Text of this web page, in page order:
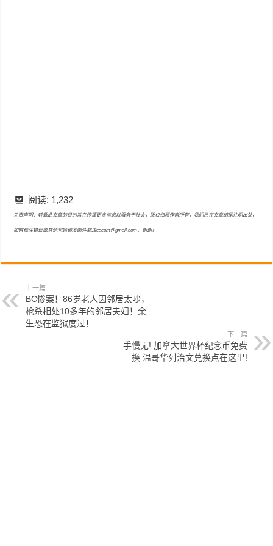
阅读: 1,232
免责声明：转载此文章的目的旨在传播更多信息以服务于社会，版权归原作者所有，我们已在文章结尾注明出处，
如有标注错误或其他问题请发邮件到18cacom@gmail.com，谢谢！
上一篇
BC惨案！86岁老人因邻居太吵，
枪杀相处10多年的邻居夫妇！余
生恐在监狱度过！
下一篇
手慢无! 加拿大世界杯纪念币免费
换 温哥华列治文兑换点在这里!